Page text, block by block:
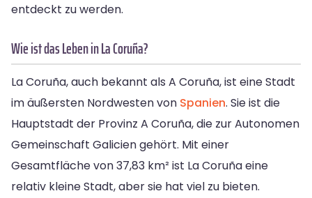
entdeckt zu werden.
Wie ist das Leben in La Coruña?
La Coruña, auch bekannt als A Coruña, ist eine Stadt
im äußersten Nordwesten von Spanien. Sie ist die
Hauptstadt der Provinz A Coruña, die zur Autonomen
Gemeinschaft Galicien gehört. Mit einer
Gesamtfläche von 37,83 km² ist La Coruña eine
relativ kleine Stadt, aber sie hat viel zu bieten.